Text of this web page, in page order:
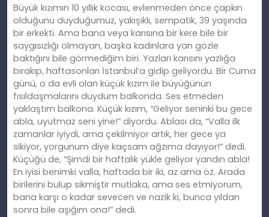
Büyük kızımın 10 yıllık kocası, evlenmeden önce çapkın
olduğunu duyduğumuz, yakışıklı, sempatik, 39 yaşında
bir erkekti. Ama bana veya karısına bir kere bile bir
saygısızlığı olmayan, başka kadınlara yan gözle
baktığını bile görmediğim biri. Yazları karısını yazlığa
bırakıp, haftasonları İstanbul’a gidip geliyordu. Bir Cuma
günü, o da evli olan küçük kızım ile büyüğünün
fısıldaşmalarını duydum balkonda. Ses etmeden
yaklaştım balkona. Küçük kızım, “Geliyor seninki bu gece
abla, uyutmaz seni yine!” diyordu. Ablası da, “Valla ilk
zamanlar iyiydi, ama çekilmiyor artık, her gece ya
sikiyor, yorgunum diye kaçsam ağzıma dayıyor!” dedi.
Küçüğü de, “Şimdi bir haftalık yükle geliyor yandın abla!
En iyisi benimki valla, haftada bir iki, az ama öz. Arada
birilerini bulup sikmiştir mutlaka, ama ses etmiyorum,
bana karşı o kadar sevecen ve nazik ki, bunca yıldan
sonra bile aşığım ona!” dedi.